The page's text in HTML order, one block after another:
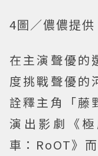
4圖／儂儂提供
在主演聲優的
度挑戰聲優的
詮釋主角「藤
演出影劇《
車：RoOT》